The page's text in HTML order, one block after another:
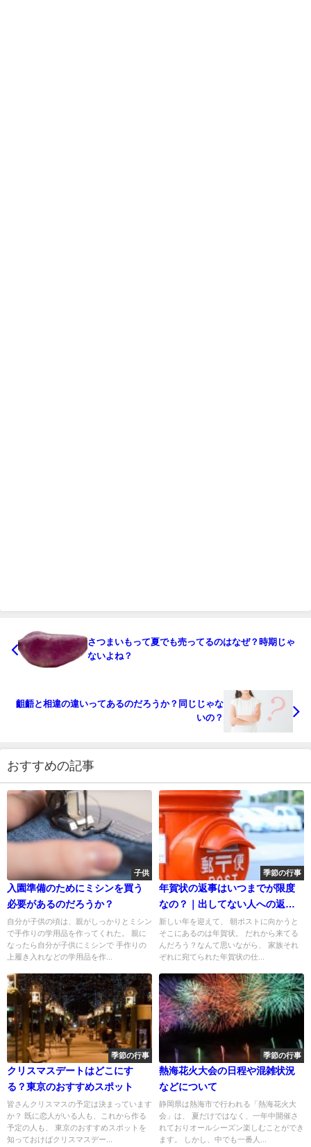
さつまいもって夏でも売ってるのはなぜ？時期じゃ
ないよね？
齟齬と相違の違いってあるのだろうか？同じじゃな
いの？
おすすめの記事
子供
入園準備のためにミシンを買う
必要があるのだろうか？
自分が子供の頃は、親がしっかりとミシン
で手作りの学用品を作ってくれた。 親に
なったら自分が子供にミシンで 手作りの
上履き入れなどの学用品を作...
季節の行事
年賀状の返事はいつまでが限度
なの？｜出してない人への返事
について
新しい年を迎えて、 朝ポストに向かうと
そこにあるのは年賀状。 だれから来てる
んだろう？なんて思いながら、 家族それ
ぞれに宛てられた年賀状の仕...
季節の行事
クリスマスデートはどこにす
る？東京のおすすめスポット
皆さんクリスマスの予定は決まっています
か？ 既に恋人がいる人も、これから作る
予定の人も、 東京のおすすめスポットを
知っておけばクリスマスデー...
季節の行事
熱海花火大会の日程や混雑状況
などについて
静岡県は熱海市で行われる「熱海花火大
会」は、 夏だけではなく、一年中開催さ
れておりオールシーズン楽しむことができ
ます。 しかし、中でも一番人...